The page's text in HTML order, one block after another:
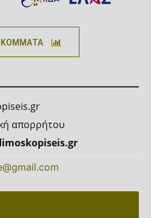
ΚΟΜΜΑΤΑ
απορρήτου